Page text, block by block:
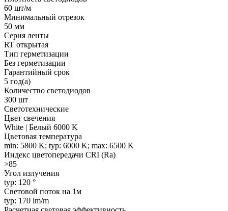
60 шт/м
Минимальный отрезок
50 мм
Серия ленты
RT открытая
Тип герметизации
Без герметизации
Гарантийный срок
5 год(а)
Количество светодиодов
300 шт
Светотехнические
Цвет свечения
White | Белый 6000 K
Цветовая температура
min: 5800 K; typ: 6000 K; max: 6500 K
Индекс цветопередачи CRI (Ra)
>85
Угол излучения
typ: 120 °
Световой поток на 1м
typ: 170 lm/m